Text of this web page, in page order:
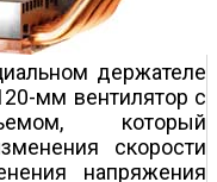
держателе
мм вентилятор с
который
скорости
напряжения